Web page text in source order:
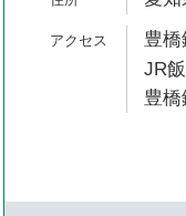
豊
JR
豊